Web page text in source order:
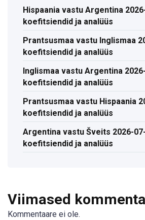
Hispaania vastu Argentina
koefitsiendid ja analüüs
Prantsusmaa vastu Inglismaa
koefitsiendid ja analüüs
Inglismaa vastu Argentina
koefitsiendid ja analüüs
Prantsusmaa vastu Hispaania
koefitsiendid ja analüüs
Argentina vastu Šveits 2026-
koefitsiendid ja analüüs
Viimased
Kommentaare ei ole.